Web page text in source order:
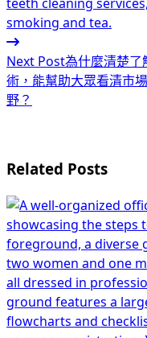
Next Post為什麼清楚了
術，能幫助大眾看清市
野？
Related Posts